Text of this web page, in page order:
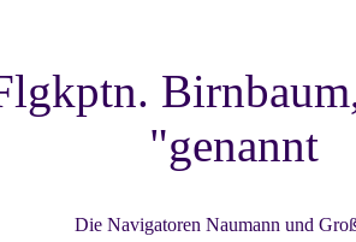
"genannt
Die Navigatoren Naumann und